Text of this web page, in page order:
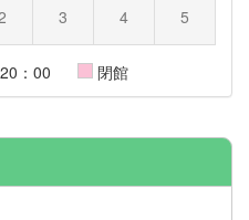
3 4 5
：00 閉館